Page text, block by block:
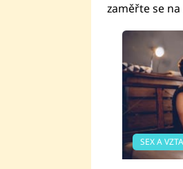
zaměřte se
SEX A